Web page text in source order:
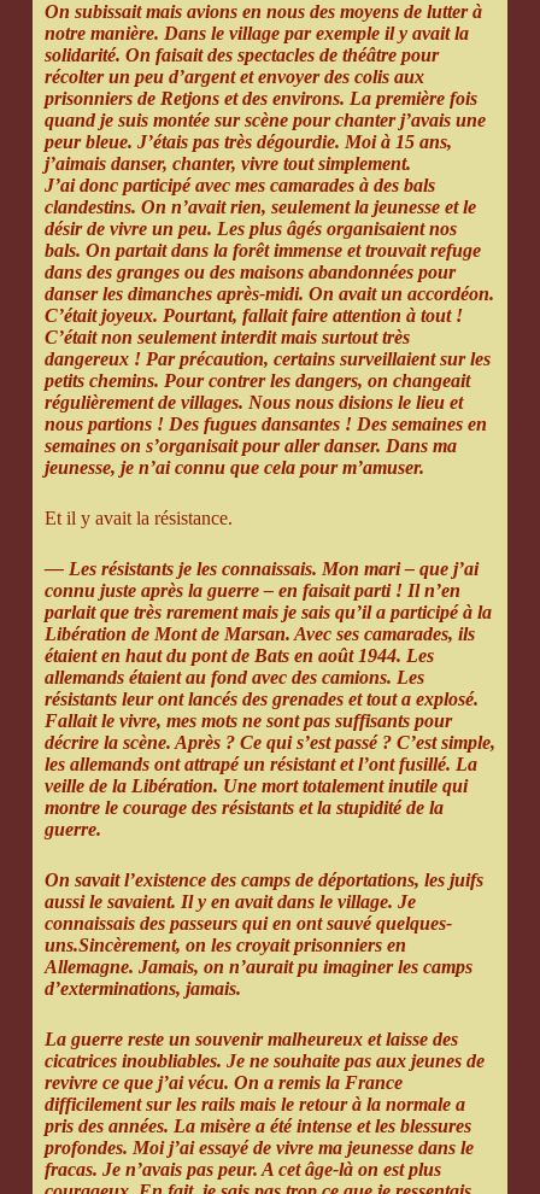
On subissait mais avions en nous des moyens de lutter à
notre manière. Dans le village par exemple il y avait la
solidarité. On faisait des spectacles de théâtre pour
récolter un peu d’argent et envoyer des colis aux
prisonniers de Retjons et des environs. La première fois
quand je suis montée sur scène pour chanter j’avais une
peur bleue. J’étais pas très dégourdie. Moi à 15 ans,
j’aimais danser, chanter, vivre tout simplement.
J’ai donc participé avec mes camarades à des bals
clandestins. On n’avait rien, seulement la jeunesse et le
désir de vivre un peu. Les plus âgés organisaient nos
bals. On partait dans la forêt immense et trouvait refuge
dans des granges ou des maisons abandonnées pour
danser les dimanches après-midi. On avait un accordéon.
C’était joyeux. Pourtant, fallait faire attention à tout !
C’était non seulement interdit mais surtout très
dangereux ! Par précaution, certains surveillaient sur les
petits chemins. Pour contrer les dangers, on changeait
régulièrement de villages. Nous nous disions le lieu et
nous partions ! Des fugues dansantes ! Des semaines en
semaines on s’organisait pour aller danser. Dans ma
jeunesse, je n’ai connu que cela pour m’amuser.
Et il y avait la résistance.
— Les résistants je les connaissais. Mon mari – que j’ai
connu juste après la guerre – en faisait parti ! Il n’en
parlait que très rarement mais je sais qu’il a participé à la
Libération de Mont de Marsan. Avec ses camarades, ils
étaient en haut du pont de Bats en août 1944. Les
allemands étaient au fond avec des camions. Les
résistants leur ont lancés des grenades et tout a explosé.
Fallait le vivre, mes mots ne sont pas suffisants pour
décrire la scène. Après ? Ce qui s’est passé ? C’est simple,
les allemands ont attrapé un résistant et l’ont fusillé. La
veille de la Libération. Une mort totalement inutile qui
montre le courage des résistants et la stupidité de la
guerre.
On savait l’existence des camps de déportations, les juifs
aussi le savaient. Il y en avait dans le village. Je
connaissais des passeurs qui en ont sauvé quelques-
uns.Sincèrement, on les croyait prisonniers en
Allemagne. Jamais, on n’aurait pu imaginer les camps
d’exterminations, jamais.
La guerre reste un souvenir malheureux et laisse des
cicatrices inoubliables. Je ne souhaite pas aux jeunes de
revivre ce que j’ai vécu. On a remis la France
difficilement sur les rails mais le retour à la normale a
pris des années. La misère a été intense et les blessures
profondes. Moi j’ai essayé de vivre ma jeunesse dans le
fracas. Je n’avais pas peur. A cet âge-là on est plus